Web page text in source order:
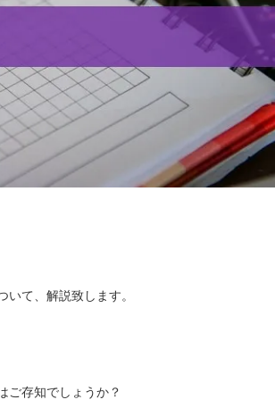
て、解説致します。
ご存知でしょうか？